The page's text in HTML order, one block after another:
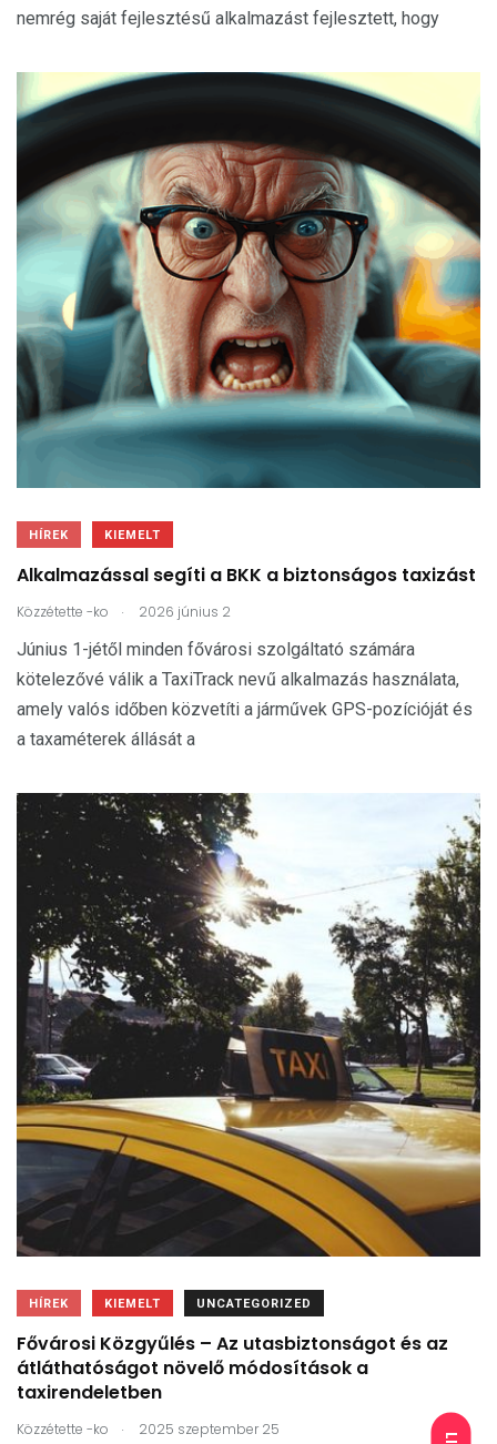
nemrég saját fejlesztésű alkalmazást fejlesztett, hogy
HÍREK KIEMELT
Alkalmazással segíti a BKK a biztonságos taxizást
Közzétette -ko . 2026 június 2
Június 1-jétől minden fővárosi szolgáltató számára
kötelezővé válik a TaxiTrack nevű alkalmazás használata,
amely valós időben közvetíti a járművek GPS-pozícióját és
a taxaméterek állását a
HÍREK KIEMELT UNCATEGORIZED
Fővárosi Közgyűlés – Az utasbiztonságot és az
átláthatóságot növelő módosítások a
taxirendeletben
Közzétette -ko . 2025 szeptember 25